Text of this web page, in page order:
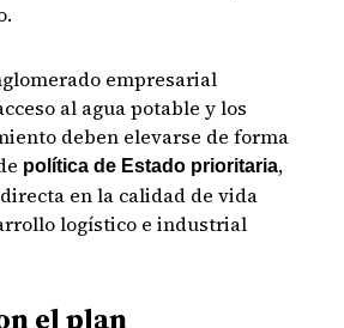
empresarial
al agua potable y los
deben elevarse de forma
política de Estado prioritaria,
en la calidad de vida
logístico e industrial
el plan